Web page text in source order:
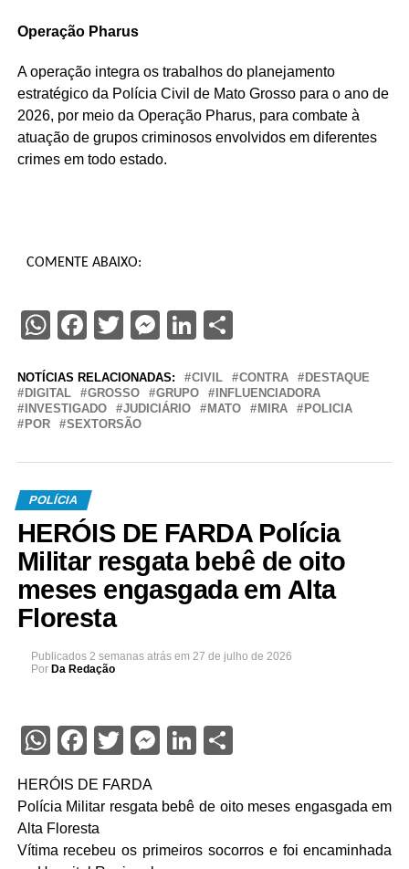
Operação Pharus
A operação integra os trabalhos do planejamento
estratégico da Polícia Civil de Mato Grosso para o ano de
2026, por meio da Operação Pharus, para combate à
atuação de grupos criminosos envolvidos em diferentes
crimes em todo estado.
COMENTE ABAIXO:
WhatsApp
Facebook
Twitter
Messenger
LinkedIn
Share
NOTÍCIAS RELACIONADAS: CIVIL CONTRA
DESTAQUE
DIGITAL
GROSSO GRUPO
INFLUENCIADORA
INVESTIGADO
JUDICIÁRIO MATO MIRA
POLICIA
POR
SEXTORSÃO
POLÍCIA
HERÓIS DE FARDA Polícia
Militar resgata bebê de oito
meses engasgada em Alta
Floresta
Publicados 2 semanas atrás em 27 de julho de 2026
Por Da Redação
WhatsApp
Facebook
Twitter
Messenger
LinkedIn
Share
HERÓIS DE FARDA
Polícia Militar resgata bebê de oito meses engasgada em
Alta Floresta
Vítima recebeu os primeiros socorros e foi encaminhada